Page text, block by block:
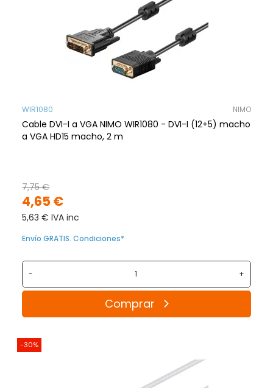
WIR1080 NIMO
Cable DVI-I a VGA NIMO WIR1080 - DVI-I (12+5) macho
a VGA HD15 macho, 2 m
4,65 €
7,75 €
5,63 € IVA inc
Envío GRATIS. Condiciones*
- +
Comprar
-30%